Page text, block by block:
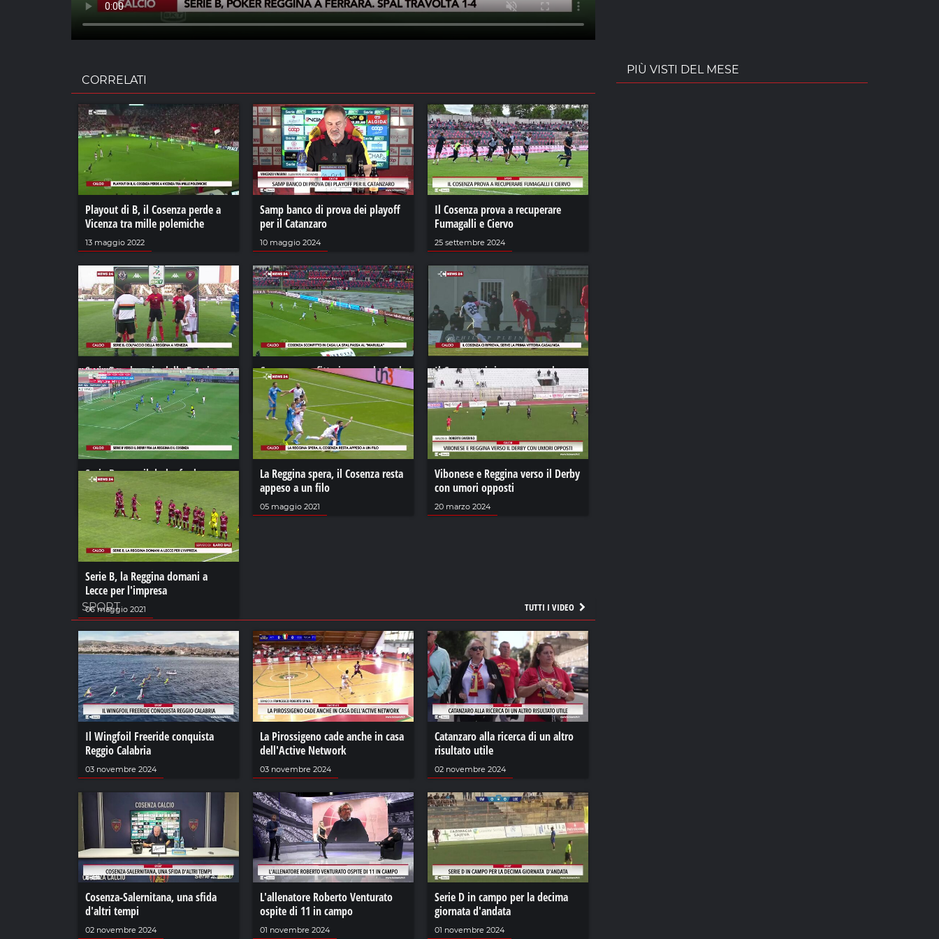
CORRELATI
Playout di B, il Cosenza perde a
Vicenza tra mille polemiche
13 maggio 2022
Samp banco di prova dei playoff
per il Catanzaro
10 maggio 2024
Il Cosenza prova a recuperare
Fumagalli e Ciervo
25 settembre 2024
Serie B, colpaccio della Reggina a
Venezia
03 aprile 2021
Cosenza sconfitto in casa, la Spal
passa al “Marulla”
28 novembre 2021
Il Cosenza ci riprova, serve la
prima vittoria casalinga
22 gennaio 2021
Serie B verso il derby fra la
Reggina e il Cosenza
03 ottobre 2022
La Reggina spera, il Cosenza resta
appeso a un filo
05 maggio 2021
Vibonese e Reggina verso il Derby
con umori opposti
20 marzo 2024
Serie B, la Reggina domani a
Lecce per l'impresa
06 maggio 2021 TUTTI I VIDEO
SPORT
Il Wingfoil Freeride conquista
Reggio Calabria
03 novembre 2024
La Pirossigeno cade anche in casa
dell'Active Network
03 novembre 2024
Catanzaro alla ricerca di un altro
risultato utile
02 novembre 2024
Cosenza-Salernitana, una sfida
d'altri tempi
02 novembre 2024
L'allenatore Roberto Venturato
ospite di 11 in campo
01 novembre 2024
Serie D in campo per la decima
giornata d'andata
01 novembre 2024
PIÙ VISTI DEL MESE